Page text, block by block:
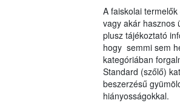
A faiskolai
vagy akár hasznos
plusz tájékoztató
hogy semmi sem
kategóriában
Standard (szőlő)
beszerzésű
hiányosságokkal.